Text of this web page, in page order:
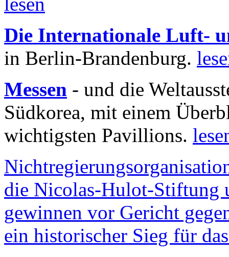
Die Internationale Luft-
in Berlin-Brandenburg.
Messen - und die
Südkorea, mit einem
wichtigsten Pavillions.
die Nicolas-Hulot-Stiftung
gewinnen vor Gericht
ein historischer Sieg für